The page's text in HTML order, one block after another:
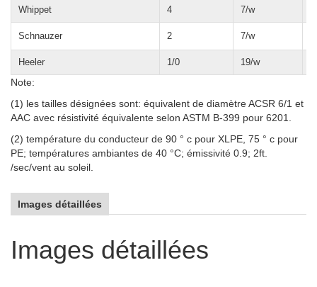
Whippet 4 7/w
Schnauzer 2 7/w
Heeler 1/0 19/w
Note:
(1) les tailles désignées sont: équivalent de diamètre ACSR 6/1 et
AAC avec résistivité équivalente selon ASTM B-399 pour 6201.
(2) température du conducteur de 90 ° c pour XLPE, 75 ° c pour
PE; températures ambiantes de 40 °C; émissivité 0.9; 2ft.
/sec/vent au soleil.
Images détaillées
Images détaillées